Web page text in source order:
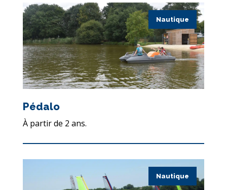
Nautique
Pédalo
À partir de 2 ans.
Nautique